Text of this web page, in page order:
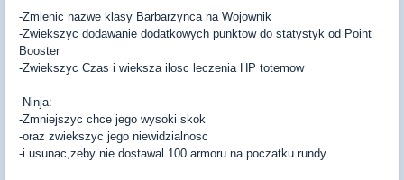
-Zmienic nazwe klasy Barbarzynca na Wojownik
-Zwiekszyc dodawanie dodatkowych punktow do statystyk od Point
Booster
-Zwiekszyc Czas i wieksza ilosc leczenia HP totemow
-Ninja:
-Zmniejszyc chce jego wysoki skok
-oraz zwiekszyc jego niewidzialnosc
-i usunac,zeby nie dostawal 100 armoru na poczatku rundy